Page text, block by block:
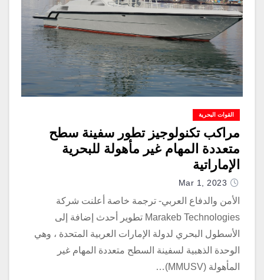
القوات البحرية
مراكب تكنولوجيز تطور سفينة سطح
متعددة المهام غير مأهولة للبحرية
الإماراتية
Mar 1, 2023
الأمن والدفاع العربي- ترجمة خاصة أعلنت شركة
Marakeb Technologies تطوير أحدث إضافة إلى
الأسطول البحري لدولة الإمارات العربية المتحدة ، وهي
الوحدة الذهبية لسفينة السطح متعددة المهام غير
المأهولة (MMUSV)…